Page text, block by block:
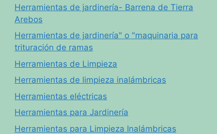
Herramientas de jardinería- Barrena de Tierra
Arebos
Herramientas de jardinería" o "maquinaria para
trituración de ramas
Herramientas de Limpieza
Herramientas de limpieza inalámbricas
Herramientas eléctricas
Herramientas para Jardinería
Herramientas para Limpieza Inalámbricas